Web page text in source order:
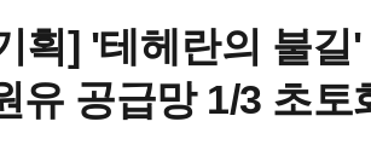
획] '테헤란의 불길
유 공급망 1/3 초토